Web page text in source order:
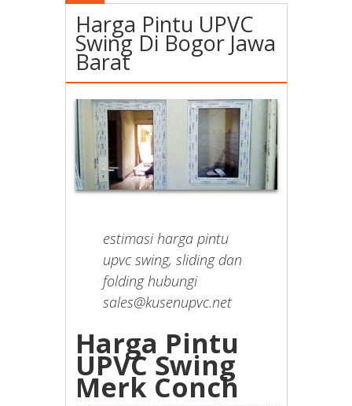
Harga Pintu UPVC
Swing Di Bogor Jawa
Barat
estimasi harga pintu
upvc swing, sliding dan
folding hubungi
sales@kusenupvc.net
Harga Pintu
UPVC Swing
Merk Conch